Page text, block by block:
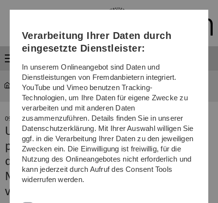
Direkt
Direkt
Direkt
(Sprache,
Drucken,
Media)
Direkt
Direkt
Forschung
09. Mai 2023
Ulmer Wirtschaftswissenschaften
punkten beim Studienstart und bei
der Berufsvorbereitung
Neues CHE-Hochschulranking
veröffentlicht
Verarbeitung Ihrer Daten durch
eingesetzte Dienstleister:
In unserem Onlineangebot sind Daten und
Dienstleistungen von Fremdanbietern integriert.
YouTube und Vimeo benutzen Tracking-
Technologien, um Ihre Daten für eigene Zwecke zu
verarbeiten und mit anderen Daten
zusammenzuführen. Details finden Sie in unserer
Datenschutzerklärung. Mit Ihrer Auswahl willigen Sie
ggf. in die Verarbeitung Ihrer Daten zu den jeweiligen
Zwecken ein. Die Einwilligung ist freiwillig, für die
Nutzung des Onlineangebotes nicht erforderlich und
kann jederzeit durch Aufruf des Consent Tools
widerrufen werden.